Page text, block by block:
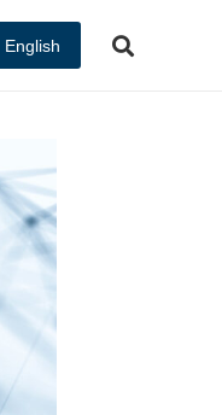
English